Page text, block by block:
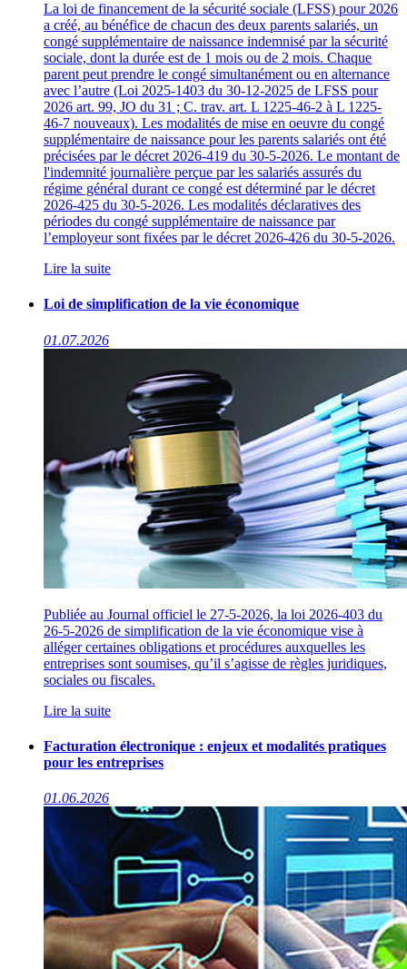
La loi de financement de la sécurité sociale (LFSS) pour 2026
a créé, au bénéfice de chacun des deux parents salariés, un
congé supplémentaire de naissance indemnisé par la sécurité
sociale, dont la durée est de 1 mois ou de 2 mois. Chaque
parent peut prendre le congé simultanément ou en alternance
avec l’autre (Loi 2025-1403 du 30-12-2025 de LFSS pour
2026 art. 99, JO du 31 ; C. trav. art. L 1225-46-2 à L 1225-
46-7 nouveaux). Les modalités de mise en oeuvre du congé
supplémentaire de naissance pour les parents salariés ont été
précisées par le décret 2026-419 du 30-5-2026. Le montant de
l'indemnité journalière perçue par les salariés assurés du
régime général durant ce congé est déterminé par le décret
2026-425 du 30-5-2026. Les modalités déclaratives des
périodes du congé supplémentaire de naissance par
l’employeur sont fixées par le décret 2026-426 du 30-5-2026.
Lire la suite
Loi de simplification de la vie économique
01.07.2026
Publiée au Journal officiel le 27-5-2026, la loi 2026-403 du
26-5-2026 de simplification de la vie économique vise à
alléger certaines obligations et procédures auxquelles les
entreprises sont soumises, qu’il s’agisse de règles juridiques,
sociales ou fiscales.
Lire la suite
Facturation électronique : enjeux et modalités pratiques
pour les entreprises
01.06.2026